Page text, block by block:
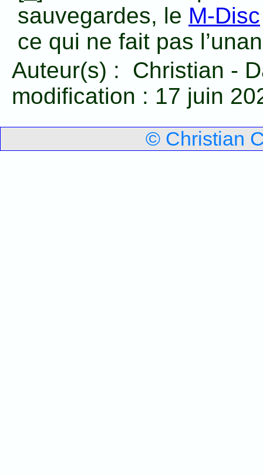
sauvegardes, le M-Disc
ce qui ne fait pas
Auteur(s) :
Christian -
modification : 17 juin
© Christian